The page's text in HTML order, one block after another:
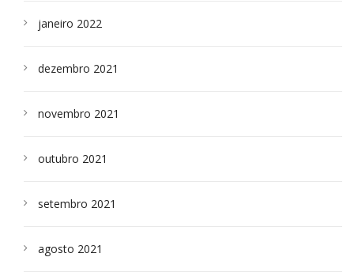
janeiro 2022
dezembro 2021
novembro 2021
outubro 2021
setembro 2021
agosto 2021